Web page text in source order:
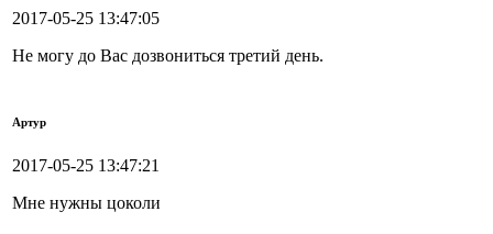
2017-05-25 13:47:05
Не могу до Вас дозвониться третий день.
Артур
2017-05-25 13:47:21
Мне нужны цоколи